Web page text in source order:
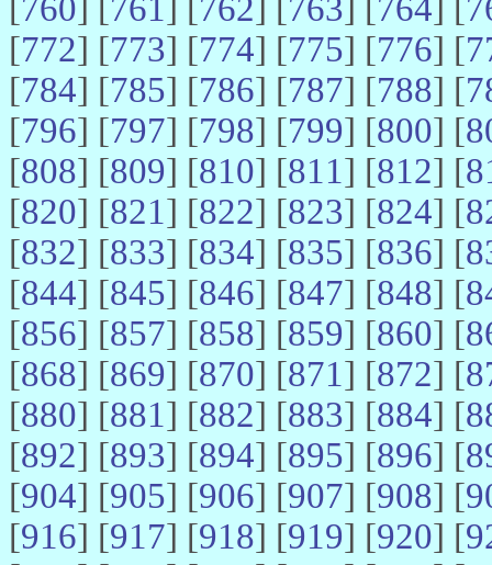
[760] [761] [762] [763] [764] [
[772] [773] [774] [775] [776] [
[784] [785] [786] [787] [788] [
[796] [797] [798] [799] [800] [
[808] [809] [810] [811] [812] [
[820] [821] [822] [823] [824] [
[832] [833] [834] [835] [836] [
[844] [845] [846] [847] [848] [
[856] [857] [858] [859] [860] [
[868] [869] [870] [871] [872] [
[880] [881] [882] [883] [884] [
[892] [893] [894] [895] [896] [
[904] [905] [906] [907] [908] [
[916] [917] [918] [919] [920] [